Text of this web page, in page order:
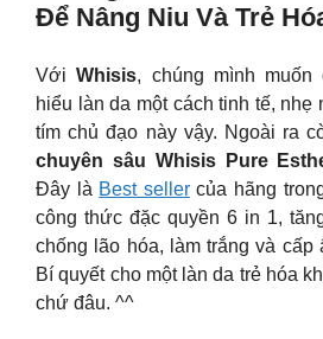
Để Nâng Niu Và Trẻ
VớiWhisis, chúng mình muốn
hiểu làn da một cách tinh tế, nhẹ
tím chủ đạo này vậy. Ngoài ra
chuyên sâu Whisis Pure
Đây là Best sellercủa hãng
công thức đặc quyền 6 in 1,
chống lão hóa, làm trắng và cấp
Bí quyết cho một làn da trẻ hóa
chứ đâu. ^^